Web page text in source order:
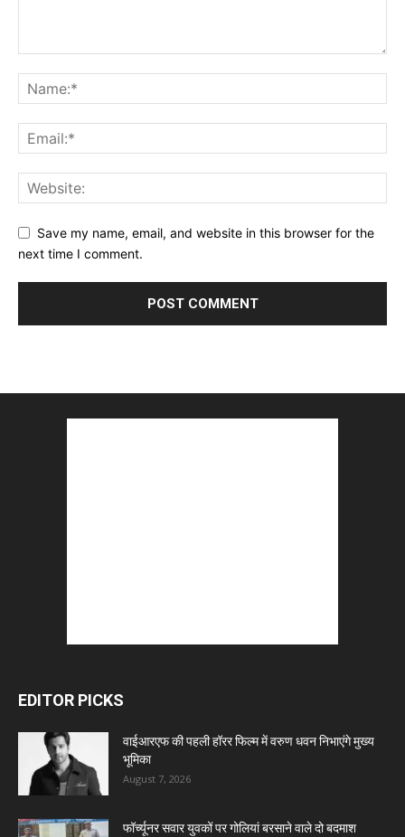
Save my name, email, and website in this browser for the
next time I comment.
EDITOR PICKS
वाईआरएफ की पहली हॉरर फिल्म में वरुण धवन निभाएंगे मुख्य
भूमिका
August 7, 2026
फॉर्च्यूनर सवार युवकों पर गोलियां बरसाने वाले दो बदमाश